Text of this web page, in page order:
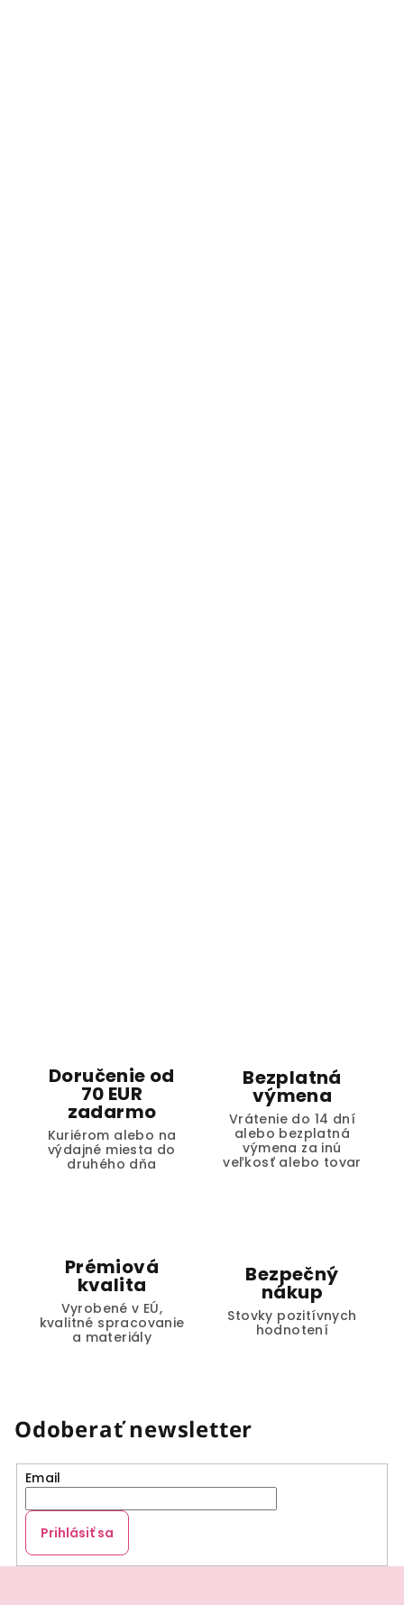
Doručenie od
70 EUR
zadarmo
Kuriérom alebo na
výdajné miesta do
druhého dňa
Bezplatná
výmena
Vrátenie do 14 dní
alebo bezplatná
výmena za inú
veľkosť alebo tovar
Prémiová
kvalita
Vyrobené v EÚ,
kvalitné spracovanie
a materiály
Bezpečný
nákup
Stovky pozitívnych
hodnotení
Odoberať newsletter
Email
Prihlásiť sa